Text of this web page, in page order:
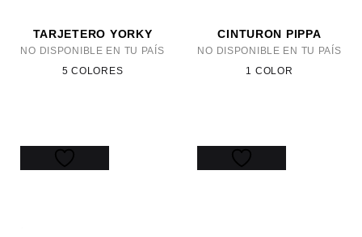
TARJETERO YORKY
NO DISPONIBLE EN TU PAÍS
5 COLORES
CINTURON PIPPA
NO DISPONIBLE EN TU PAÍS
1 COLOR